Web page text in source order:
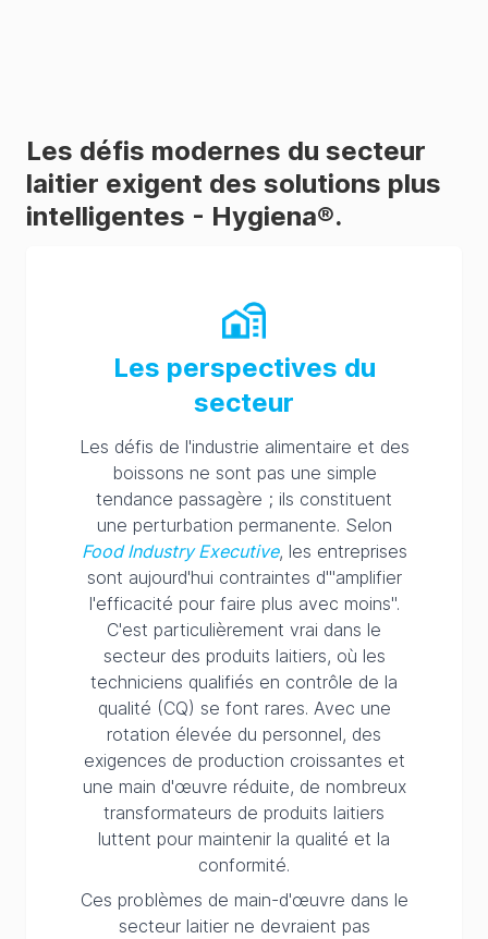
Les défis modernes du secteur
laitier exigent des solutions plus
intelligentes - Hygiena®.
Les perspectives du
secteur
Les défis de l'industrie alimentaire et des
boissons ne sont pas une simple
tendance passagère ; ils constituent
une perturbation permanente. Selon
Food Industry Executive, les entreprises
sont aujourd'hui contraintes d'"amplifier
l'efficacité pour faire plus avec moins".
C'est particulièrement vrai dans le
secteur des produits laitiers, où les
techniciens qualifiés en contrôle de la
qualité (CQ) se font rares. Avec une
rotation élevée du personnel, des
exigences de production croissantes et
une main d'œuvre réduite, de nombreux
transformateurs de produits laitiers
luttent pour maintenir la qualité et la
conformité.
Ces problèmes de main-d'œuvre dans le
secteur laitier ne devraient pas